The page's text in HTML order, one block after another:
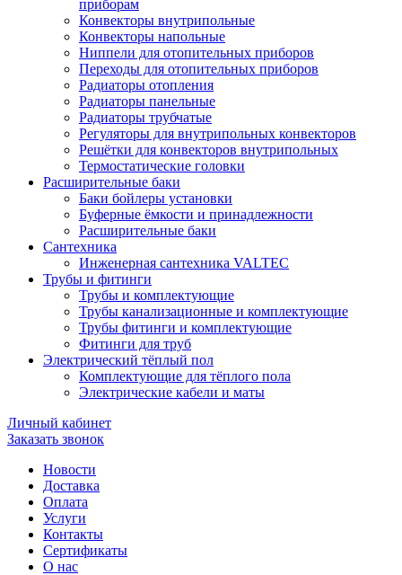
приборам
Конвекторы внутрипольные
Конвекторы напольные
Ниппели для отопительных приборов
Переходы для отопительных приборов
Радиаторы отопления
Радиаторы панельные
Радиаторы трубчатые
Регуляторы для внутрипольных конвекторов
Решётки для конвекторов внутрипольных
Термостатические головки
Расширительные баки
Баки бойлеры установки
Буферные ёмкости и принадлежности
Расширительные баки
Сантехника
Инженерная сантехника VALTEC
Трубы и фитинги
Трубы и комплектующие
Трубы канализационные и комплектующие
Трубы фитинги и комплектующие
Фитинги для труб
Электрический тёплый пол
Комплектующие для тёплого пола
Электрические кабели и маты
Личный кабинет
Заказать звонок
Новости
Доставка
Оплата
Услуги
Контакты
Cертификаты
О нас